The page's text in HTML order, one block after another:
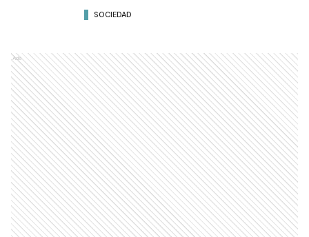
SOCIEDAD
Ads